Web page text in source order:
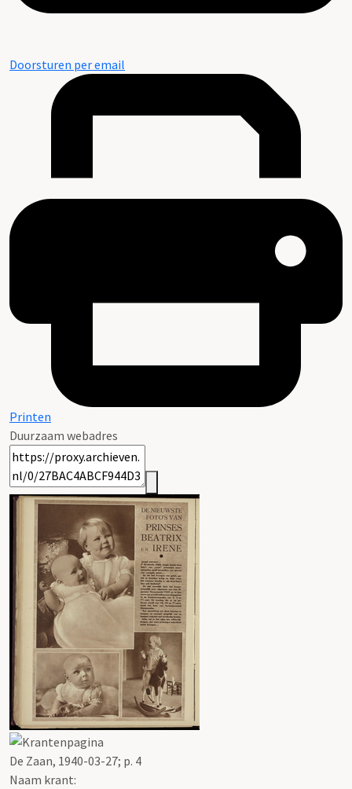
Doorsturen per email
Printen
Duurzaam webadres
De Zaan, 1940-03-27; p. 4
Naam krant: